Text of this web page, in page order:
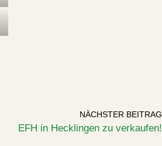
NÄCHSTER BEITRAG
EFH in Hecklingen zu verkaufen!